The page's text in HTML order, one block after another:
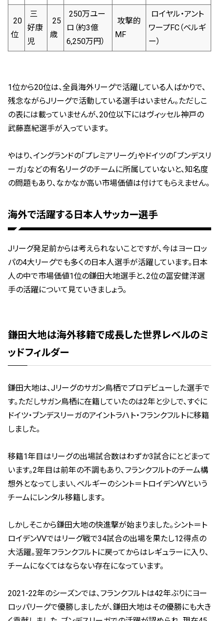
20
位
三
好康
児
25
歳
250万ユー
ロ（約3億
6,250万円）
攻撃的
MF
ロイヤル・アント
ワープFC（ベルギ
ー）
1位から20位は、全員海外リーグで活躍している人ばかりで、
残念ながらJリーグで活動している選手はいません。ただしこ
の表には載っていませんが、20位以下にはヴィッセル神戸の
武藤嘉紀選手が入っています。
やはり、イングランドの「プレミアリーグ」やドイツの「ブンデスリ
ーガ」などの有名リーグのチームに所属していないと、知名度
の問題もあり、なかなか高い市場価値は付けてもらえません。
海外で活躍する日本人サッカー選手
Jリーグ発足前からは考えられないことですが、今はヨーロッ
パの4大リーグでも多くの日本人選手が活躍しています。日本
人の中で市場価値1位の鎌田大地選手と、2位の冨安健洋選
手の活躍について見ていきましょう。
鎌田大地は海外移籍で成長した世界レベルのミ
ッドフィルダー
鎌田大地は、Jリーグのサガン鳥栖でプロデビューした選手で
す。ただしサガン鳥栖に在籍していたのは2年と少しで、すぐに
ドイツ・ブンデスリーガのアイントラハト・フランクフルトに移籍
しました。
移籍1年目はリーグの出場試合数はわずか3試合にとどまって
います。2年目は前年の不調もあり、フランクフルトのチーム構
想外となってしまい、ベルギーのシント＝トロイデンVVという
チームにレンタル移籍します。
しかしそこから鎌田大地の快進撃が始まりました。シント＝ト
ロイデンVVではリーグ戦で34試合の出場を果たし12得点の
大活躍。翌年フランクフルトに戻ってからはレギュラーに入り、
チームになくてはならない存在になっています。
2021-22年のシーズンでは、フランクフルトは42年ぶりにヨー
ロッパリーグで優勝しましたが、鎌田大地はその優勝にも大き